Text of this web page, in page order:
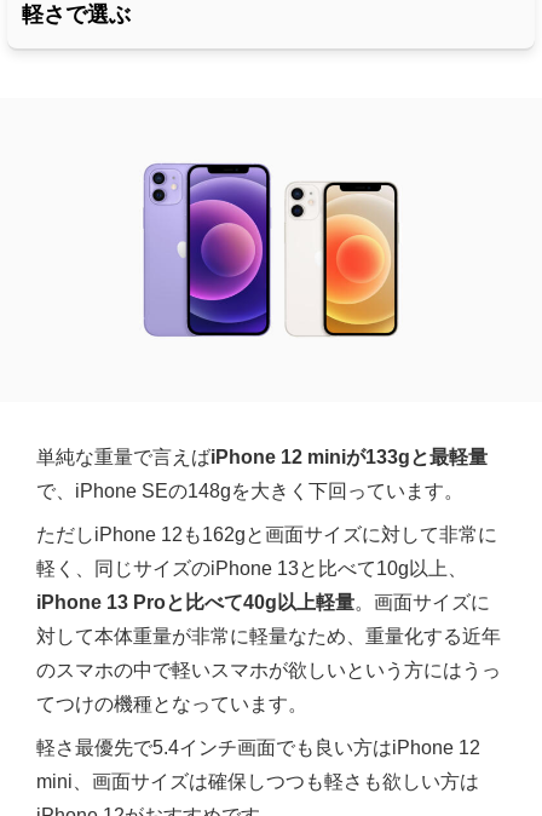
軽さで選ぶ
単純な重量で言えばiPhone 12 miniが133gと最軽量
で、iPhone SEの148gを大きく下回っています。
ただしiPhone 12も162gと画面サイズに対して非常に
軽く、同じサイズのiPhone 13と比べて10g以上、
iPhone 13 Proと比べて40g以上軽量。画面サイズに
対して本体重量が非常に軽量なため、重量化する近年
のスマホの中で軽いスマホが欲しいという方にはうっ
てつけの機種となっています。
軽さ最優先で5.4インチ画面でも良い方はiPhone 12
mini、画面サイズは確保しつつも軽さも欲しい方は